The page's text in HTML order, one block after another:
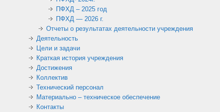
ПФХД – 2025 год
ПФХД — 2026 г.
Отчеты о результатах деятельности учреждения
Деятельность
Цели и задачи
Краткая история учреждения
Достижения
Коллектив
Технический персонал
Материально – техническое обеспечение
Контакты